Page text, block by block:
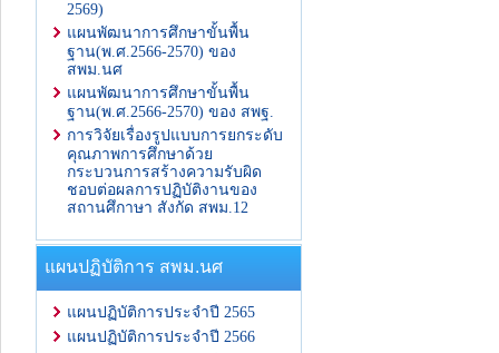
2569)
แผนพัฒนาการศึกษาขั้นพื้น
ฐาน(พ.ศ.2566-2570) ของ
สพม.นศ
แผนพัฒนาการศึกษาขั้นพื้น
ฐาน(พ.ศ.2566-2570) ของ สพฐ.
การวิจัยเรื่องรูปแบบการยกระดับ
คุณภาพการศึกษาด้วย
กระบวนการสร้างความรับผิด
ชอบต่อผลการปฏิบัติงานของ
สถานศึกาษา สังกัด สพม.12
แผนปฏิบัติการ สพม.นศ
แผนปฏิบัติการประจำปี 2565
แผนปฏิบัติการประจำปี 2566